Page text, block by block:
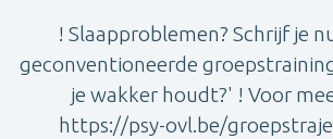
! Slaapproblemen? Schrijf je
geconventioneerde
je wakker houdt?' ! Voor
https://psy-ovl.be/